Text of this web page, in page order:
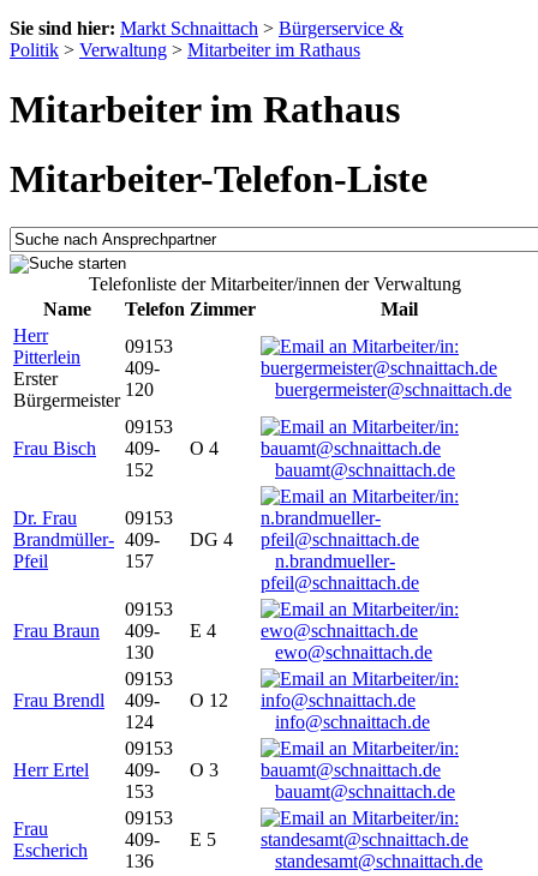
Sie sind hier: Markt Schnaittach > Bürgerservice &
Politik > Verwaltung > Mitarbeiter im Rathaus
Mitarbeiter im Rathaus
Mitarbeiter-Telefon-Liste
Telefonliste der Mitarbeiter/innen der Verwaltung
Name
Telefon Zimmer
Mail
Herr
Pitterlein
Erster
Bürgermeister
09153
409-
120
buergermeister@schnaittach.de
Frau Bisch
09153
409-
152
O 4
bauamt@schnaittach.de
Dr. Frau
Brandmüller-
Pfeil
09153
409-
157
DG 4
n.brandmueller-
pfeil@schnaittach.de
Frau Braun
09153
409-
130
E 4
ewo@schnaittach.de
Frau Brendl
09153
409-
124
O 12
info@schnaittach.de
Herr Ertel
09153
409-
153
O 3
bauamt@schnaittach.de
Frau
Escherich
09153
409-
136
E 5
standesamt@schnaittach.de